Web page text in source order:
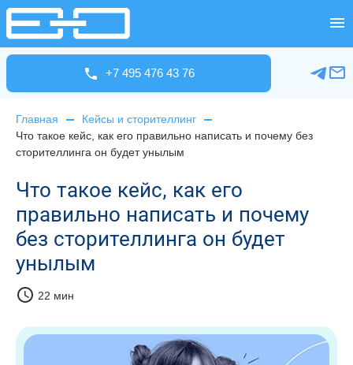
+7 495 476 43 76
Главная
Кейсы и сторителлинг
Что такое кейс, как его правильно написать и почему без
сторителлинга он будет унылым
Что такое кейс, как его
правильно написать и почему
без сторителлинга он будет
унылым
schedule 22 мин